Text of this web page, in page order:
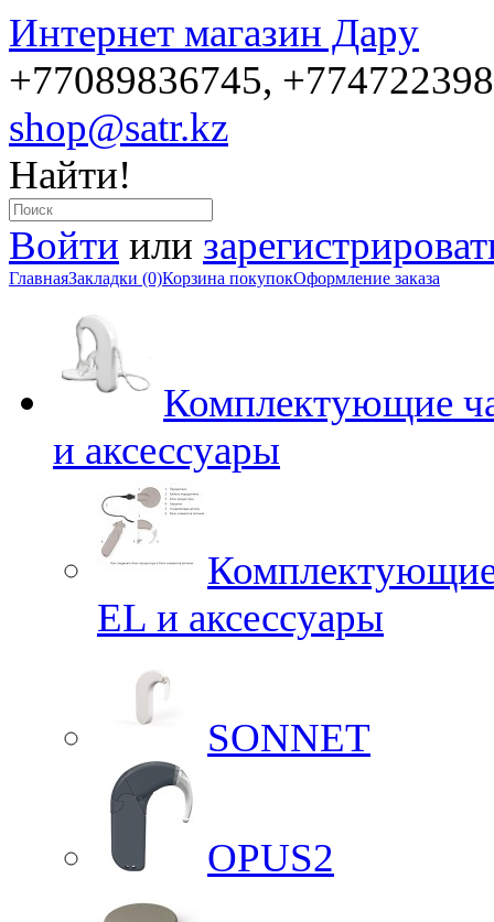
Интернет магазин Дару
+77089836745,
shop@satr.kz
Найти!
Войти или
ГлавнаяЗакладки (0)Корзина покупокОформление заказа
Комплектующие
и аксессуары
EL и аксессуары
SONNET
OPUS2